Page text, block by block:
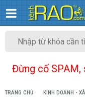
Đừng cố SPAM,
TRANG CHỦ KINH DOANH -